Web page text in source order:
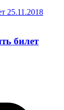
билет